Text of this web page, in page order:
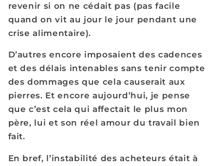
revenir si on ne cédait pas (pas facile
quand on vit au jour le jour pendant une
crise alimentaire).
D’autres encore imposaient des cadences
et des délais intenables sans tenir compte
des dommages que cela causerait aux
pierres. Et encore aujourd’hui, je pense
que c’est cela qui affectait le plus mon
père, lui et son réel amour du travail bien
fait.
En bref, l’instabilité des acheteurs était à